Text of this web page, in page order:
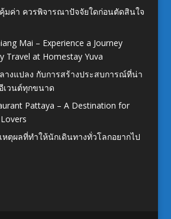
มค่า ควรพิจารณาปัจจัยใดก่อนตัดสินใจ
Mai – Experience a Journey
Travel at Homestay Yuva
างแปลง กับการสร้างประสบการณ์ที่น่า
เวนต์ทุกขนาด
Pattaya – A Destination for
ตุผลที่ทำให้นักเดินทางทั่วโลกอยากไป